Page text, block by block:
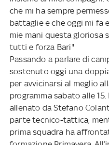
che mi ha sempre
battaglie e che oggi mi fa
mie mani questa gloriosa
tutti e forza Bari"
Passando a parlare di
sostenuto oggi una
per avvicinarsi al meglio
programma sabato alle
allenato da Stefano
parte tecnico-tattica,
prima squadra ha